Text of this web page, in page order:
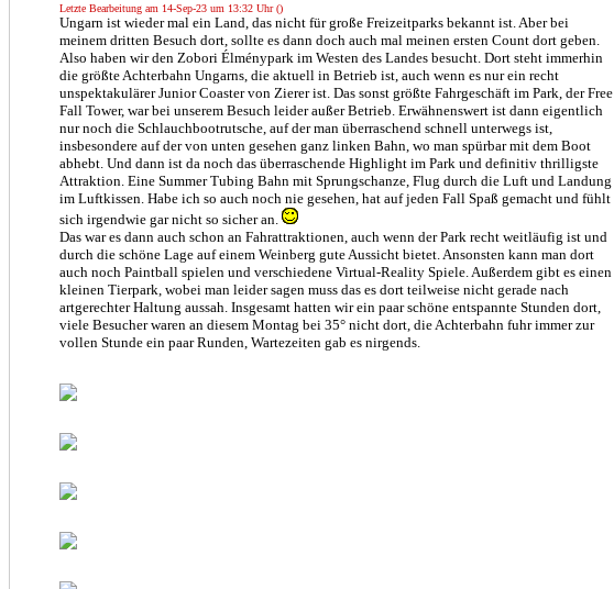
Letzte Bearbeitung am 14-Sep-23 um 13:32 Uhr ()
Ungarn ist wieder mal ein Land, das nicht für große Freizeitparks bekannt ist. Aber bei
meinem dritten Besuch dort, sollte es dann doch auch mal meinen ersten Count dort geben.
Also haben wir den Zobori Élménypark im Westen des Landes besucht. Dort steht immerhin
die größte Achterbahn Ungarns, die aktuell in Betrieb ist, auch wenn es nur ein recht
unspektakulärer Junior Coaster von Zierer ist. Das sonst größte Fahrgeschäft im Park, der Free
Fall Tower, war bei unserem Besuch leider außer Betrieb. Erwähnenswert ist dann eigentlich
nur noch die Schlauchbootrutsche, auf der man überraschend schnell unterwegs ist,
insbesondere auf der von unten gesehen ganz linken Bahn, wo man spürbar mit dem Boot
abhebt. Und dann ist da noch das überraschende Highlight im Park und definitiv thrilligste
Attraktion. Eine Summer Tubing Bahn mit Sprungschanze, Flug durch die Luft und Landung
im Luftkissen. Habe ich so auch noch nie gesehen, hat auf jeden Fall Spaß gemacht und fühlt
sich irgendwie gar nicht so sicher an.
Das war es dann auch schon an Fahrattraktionen, auch wenn der Park recht weitläufig ist und
durch die schöne Lage auf einem Weinberg gute Aussicht bietet. Ansonsten kann man dort
auch noch Paintball spielen und verschiedene Virtual-Reality Spiele. Außerdem gibt es einen
kleinen Tierpark, wobei man leider sagen muss das es dort teilweise nicht gerade nach
artgerechter Haltung aussah. Insgesamt hatten wir ein paar schöne entspannte Stunden dort,
viele Besucher waren an diesem Montag bei 35° nicht dort, die Achterbahn fuhr immer zur
vollen Stunde ein paar Runden, Wartezeiten gab es nirgends.